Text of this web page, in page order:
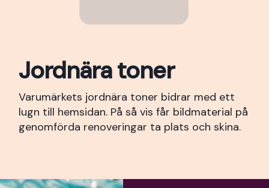
Jordnära toner
Varumärkets jordnära toner bidrar med ett
lugn till hemsidan. På så vis får bildmaterial på
genomförda renoveringar ta plats och skina.